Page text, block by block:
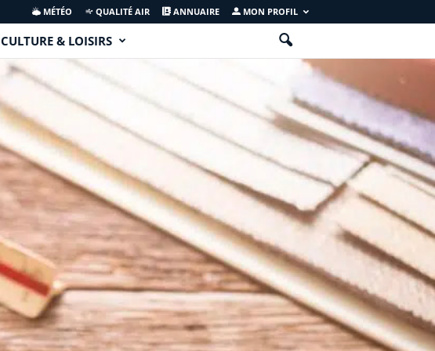
MÉTÉO QUALITÉ AIR ANNUAIRE MON PROFIL
CULTURE & LOISIRS